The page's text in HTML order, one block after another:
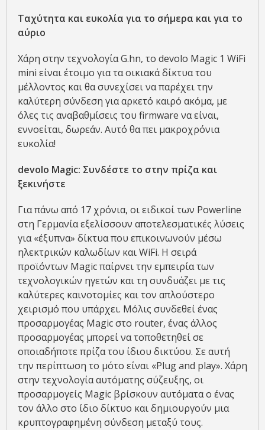
Ταχύτητα και ευκολία για το σήμερα και για το
αύριο
Χάρη στην τεχνολογία G.hn, το devolo Magic 1 WiFi
mini είναι έτοιμο για τα οικιακά δίκτυα του
μέλλοντος και θα συνεχίσει να παρέχει την
καλύτερη σύνδεση για αρκετό καιρό ακόμα, με
όλες τις αναβαθμίσεις του firmware να είναι,
εννοείται, δωρεάν. Αυτό θα πει μακροχρόνια
ευκολία!
devolo Magic: Συνδέστε το στην πρίζα και
ξεκινήστε
Για πάνω από 17 χρόνια, οι ειδικοί των Powerline
στη Γερμανία εξελίσσουν αποτελεσματικές λύσεις
για «έξυπνα» δίκτυα που επικοινωνούν μέσω
ηλεκτρικών καλωδίων και WiFi. Η σειρά
προϊόντων Magic παίρνει την εμπειρία των
τεχνολογικών ηγετών και τη συνδυάζει με τις
καλύτερες καινοτομίες και τον απλούστερο
χειρισμό που υπάρχει. Μόλις συνδεθεί ένας
προσαρμογέας Magic στο router, ένας άλλος
προσαρμογέας μπορεί να τοποθετηθεί σε
οποιαδήποτε πρίζα του ίδιου δικτύου. Σε αυτή
την περίπτωση το μότο είναι «Plug and play». Χάρη
στην τεχνολογία αυτόματης σύζευξης, οι
προσαρμογείς Magic βρίσκουν αυτόματα ο ένας
τον άλλο στο ίδιο δίκτυο και δημιουργούν μια
κρυπτογραφημένη σύνδεση μεταξύ τους.